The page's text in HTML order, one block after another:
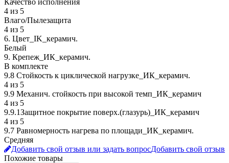
4 из 5
Влаго/Пылезащита
4 из 5
6. Цвет_IK_керамич.
Белый
9. Крепеж_ИК_керамич.
В комплекте
9.8 Стойкость к циклической нагрузке_ИК_керамич.
4 из 5
9.9 Механич. стойкость при высокой темп_ИК_керамич
4 из 5
9.9.1Защитное покрытие поверх.(глазурь)_ИК_керамич
4 из 5
9.7 Равномерность нагрева по площади_ИК_керамич.
Средняя
Добавить свой отзыв или задать вопросДобавить свой отзыв
Похожие товары